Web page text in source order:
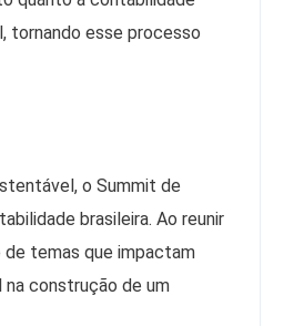
tornando esse processo
o Summit de
brasileira. Ao reunir
temas que impactam
construção de um